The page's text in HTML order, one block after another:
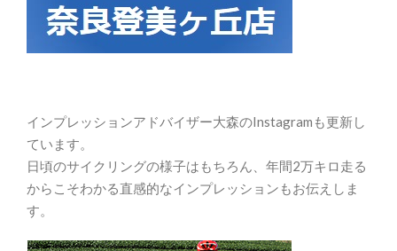
インプレッションアドバイザー大森のInstagramも更新し
ています。
日頃のサイクリングの様子はもちろん、年間2万キロ走る
からこそわかる直感的なインプレッションもお伝えしま
す。